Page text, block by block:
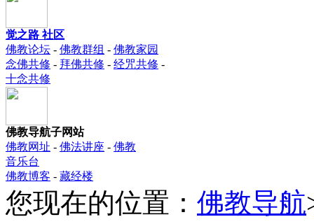
觉之路 社区
佛教论坛 - 佛教群组 - 佛教家园
念佛共修 - 拜佛共修 - 经咒共修 -
十念共修
佛教导航子网站
佛教网址 - 佛法讲座 - 佛教
音乐台
佛教博客 - 藏经楼
您现在的位置： 佛教导航